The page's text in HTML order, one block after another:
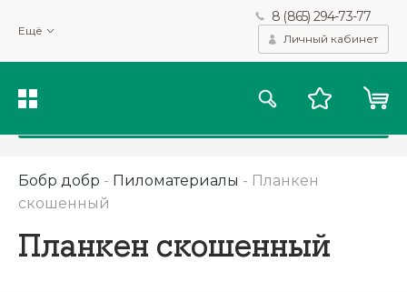
Ещё
8 (865) 294-73-77
Личный кабинет
Бобр добр - Пиломатериалы - Планкен
скошенный
Планкен скошенный
Мы используем файлы cookie и другие подобные технологии
для получения данных с целью сбора статистики, повышения
качества рекомендаций и предоставления вам возможности
персонализированного просмотра.Подробнее